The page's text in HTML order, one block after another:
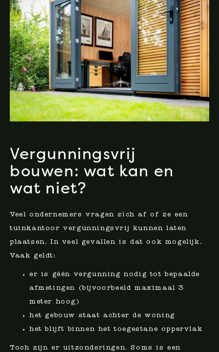
Vergunningsvrij
bouwen: wat kan en
wat niet?
Veel ondernemers vragen zich af of ze een
tuinkantoor vergunningsvrij kunnen laten
plaatsen. In veel gevallen is dat ook mogelijk.
Vaak geldt:
er is géén vergunning nodig tot bepaalde
afmetingen (bijvoorbeeld maximaal 3
meter hoog)
het gebouw staat achter de woning
het blijft binnen het toegestane oppervlak
Toch zijn er uitzonderingen. Soms is een